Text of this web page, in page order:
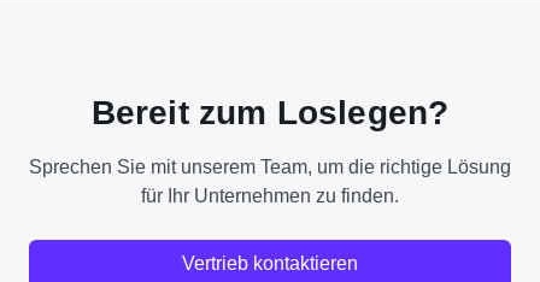
Bereit zum Loslegen?
Sprechen Sie mit unserem Team, um die richtige Lösung
für Ihr Unternehmen zu finden.
Vertrieb kontaktieren